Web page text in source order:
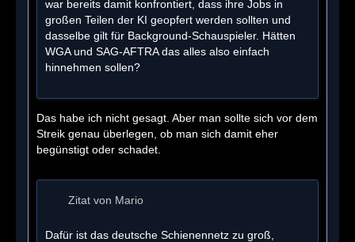
war bereits damit konfrontiert, dass ihre Jobs in
großen Teilen der KI geopfert werden sollten und
dasselbe gilt für Background-Schauspieler. Hätten
WGA und SAG-AFTRA das alles also einfach
hinnehmen sollen?
Das habe ich nicht gesagt. Aber man sollte sich vor dem
Streik genau überlegen, ob man sich damit eher
begünstigt oder schadet.
Zitat von Mario
Dafür ist das deutsche Schienennetz zu groß,